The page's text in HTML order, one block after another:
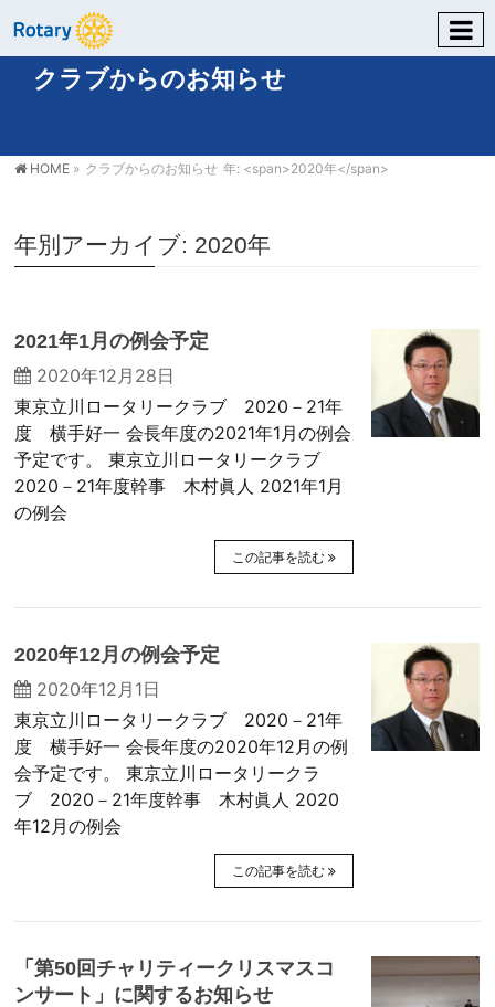
クラブからのお知らせ
HOME » クラブからのお知らせ 年: <span>2020年</span>
年別アーカイブ: 2020年
2021年1月の例会予定
2020年12月28日
東京立川ロータリークラブ 2020－21年
度 横手好一 会長年度の2021年1月の例会
予定です。 東京立川ロータリークラブ
2020－21年度幹事 木村眞人 2021年1月
の例会
この記事を読む
2020年12月の例会予定
2020年12月1日
東京立川ロータリークラブ 2020－21年
度 横手好一 会長年度の2020年12月の例
会予定です。 東京立川ロータリークラ
ブ 2020－21年度幹事 木村眞人 2020
年12月の例会
この記事を読む
「第50回チャリティークリスマスコ
ンサート」に関するお知らせ